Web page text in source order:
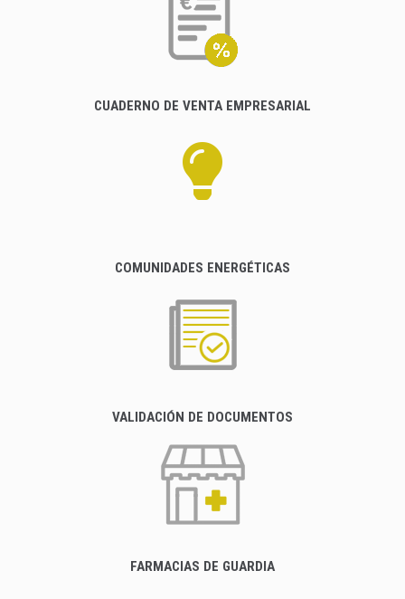
CUADERNO DE VENTA EMPRESARIAL
COMUNIDADES ENERGÉTICAS
VALIDACIÓN DE DOCUMENTOS
FARMACIAS DE GUARDIA